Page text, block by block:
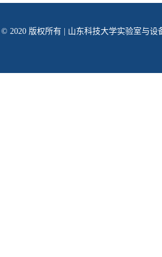
© 2020 版权所有 | 山东科技大学实验室与设